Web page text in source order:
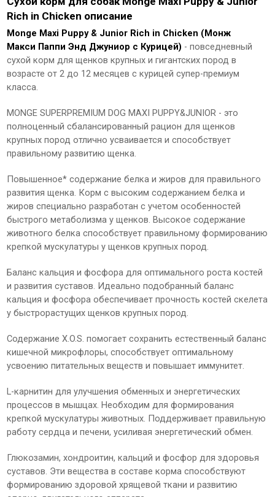
Rich in Chicken описание
Monge Maxi Puppy & Junior Rich in Chicken (Монж
Макси Паппи Энд Джуниор с Курицей) - повседневный
сухой корм для щенков крупных и гигантских пород в
возрасте от 2 до 12 месяцев с курицей супер-премиум
класса.
MONGE SUPERPREMIUM DOG MAXI PUPPY&JUNIOR - это
полноценный сбалансированный рацион для щенков
крупных пород отлично усваивается и способствует
правильному развитию щенка.
Повышенное* содержание белка и жиров для правильного
развития щенка. Корм с высоким содержанием белка и
жиров специально разработан с учетом особенностей
быстрого метаболизма у щенков. Высокое содержание
животного белка способствует правильному формированию
крепкой мускулатуры у щенков крупных пород.
Баланс кальция и фосфора для оптимального роста костей
и развития суставов. Идеально подобранный баланс
кальция и фосфора обеспечивает прочность костей скелета
у быстрорастущих щенков крупных пород.
Содержание X.O.S. помогает сохранить естественный баланс
кишечной микрофлоры, способствует оптимальному
усвоению питательных веществ и повышает иммунитет.
L-карнитин для улучшения обменных и энергетических
процессов в мышцах. Необходим для формирования
крепкой мускулатуры животных. Поддерживает правильную
работу сердца и печени, усиливая энергетический обмен.
Глюкозамин, хондроитин, кальций и фосфор для здоровья
суставов. Эти вещества в составе корма способствуют
формированию здоровой хрящевой ткани и развитию